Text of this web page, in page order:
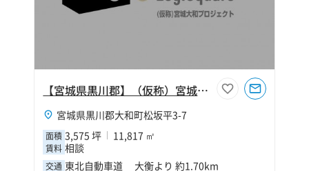
【宮城県黒川郡】（仮称）宮城大和プロジェクト
宮城県黒川郡大和町松坂平3-7
面積 3,575 坪 11,817 ㎡
賃料 相談
交通 東北自動車道 大衡より 約1.70km